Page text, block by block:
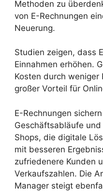
Methoden zu
von E-Rechnungen
Neuerung.
Studien zeigen, dass
Einnahmen erhöhen.
Kosten durch weniger
großer Vorteil für
E-Rechnungen
Geschäftsabläufe
Shops, die digitale
mit besseren
zufriedenere Kunden
Verkaufszahlen. Die
Manager steigt